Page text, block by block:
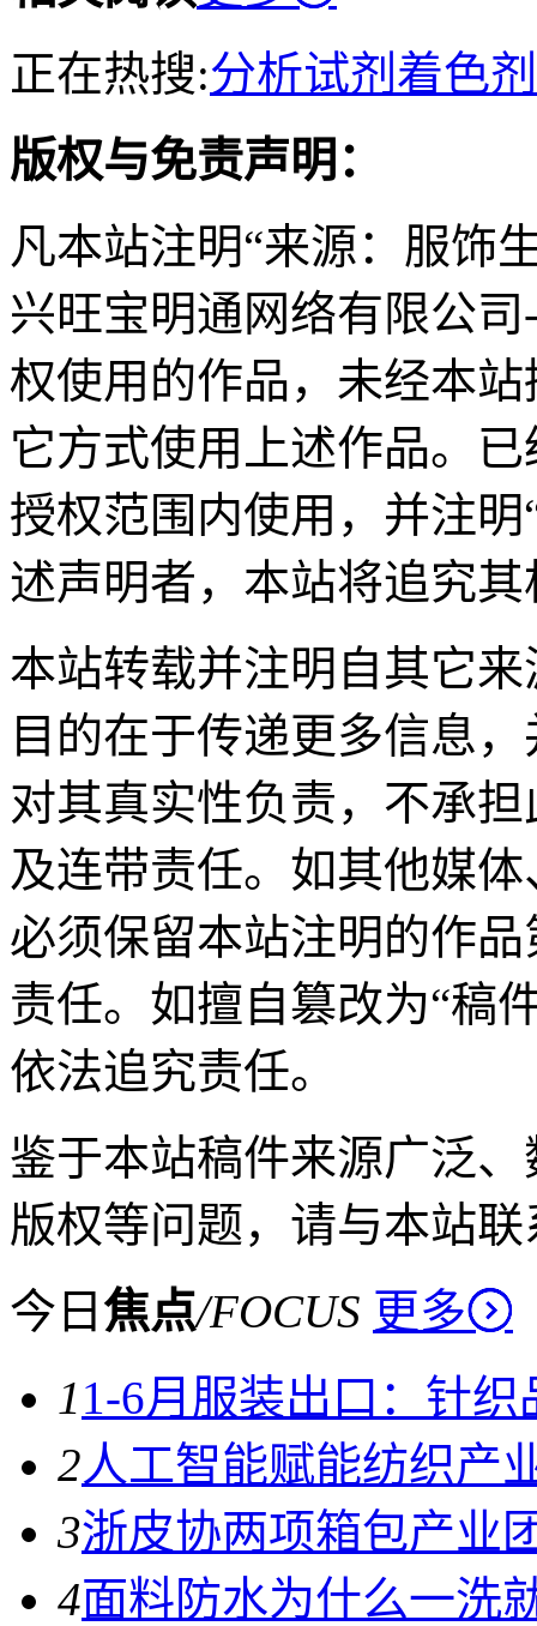
正在热搜:分析试剂 着色剂
版权与免责声明：
凡本站注明“来源：服饰
兴旺宝明通网络有限公
权使用的作品，未经本
它方式使用上述作品。
授权范围内使用，并注
述声明者，本站将追究
本站转载并注明自其它
目的在于传递更多信息
对其真实性负责，不承
及连带责任。如其他媒
必须保留本站注明的作
责任。如擅自篡改为“稿
依法追究责任。
鉴于本站稿件来源广泛
版权等问题，请与本站
今日 焦点/FOCUS 更多
11-6月服装出口：针
2人工智能赋能纺织产
3浙皮协两项箱包产业
4面料防水为什么一洗